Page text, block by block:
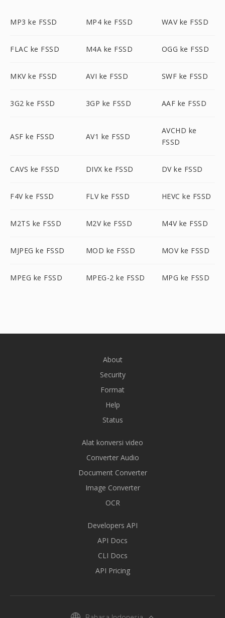
MP3 ke FSSD MP4 ke FSSD WAV ke FSSD
FLAC ke FSSD M4A ke FSSD OGG ke FSSD
MKV ke FSSD AVI ke FSSD SWF ke FSSD
3G2 ke FSSD 3GP ke FSSD AAF ke FSSD
ASF ke FSSD AV1 ke FSSD
AVCHD ke
FSSD
CAVS ke FSSD DIVX ke FSSD DV ke FSSD
F4V ke FSSD FLV ke FSSD HEVC ke FSSD
M2TS ke FSSD M2V ke FSSD M4V ke FSSD
MJPEG ke FSSD MOD ke FSSD MOV ke FSSD
MPEG ke FSSD MPEG-2 ke FSSD MPG ke FSSD
About
Security
Format
Help
Status
Alat konversi video
Converter Audio
Document Converter
Image Converter
OCR
Developers API
API Docs
CLI Docs
API Pricing